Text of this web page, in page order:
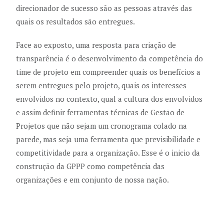
direcionador de sucesso são as pessoas através das
quais os resultados são entregues.
Face ao exposto, uma resposta para criação de
transparência é o desenvolvimento da competência do
time de projeto em compreender quais os benefícios a
serem entregues pelo projeto, quais os interesses
envolvidos no contexto, qual a cultura dos envolvidos
e assim definir ferramentas técnicas de Gestão de
Projetos que não sejam um cronograma colado na
parede, mas seja uma ferramenta que previsibilidade e
competitividade para a organização. Esse é o inicio da
construção da GPPP como competência das
organizações e em conjunto de nossa nação.